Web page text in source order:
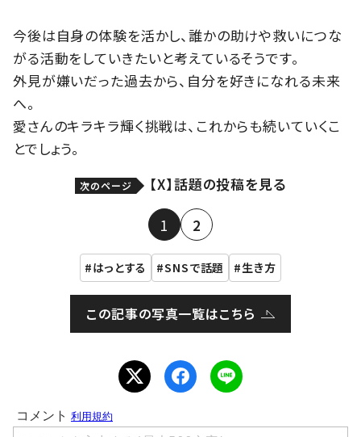
今後は自身の体験を活かし、誰かの助けや救いにつな
がる活動をしていきたいと考えているそうです。
外見が嫌いだった過去から、自分を好きになれる未来
へ。
愛さんのキラキラ輝く挑戦は、これからも続いていくこ
とでしょう。
次のページ 【X】話題の投稿を見る
1 2
はっとする SNSで話題 生き方
この記事の写真一覧はこちら